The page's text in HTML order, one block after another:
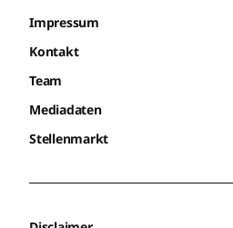
Impressum
Kontakt
Team
Mediadaten
Stellenmarkt